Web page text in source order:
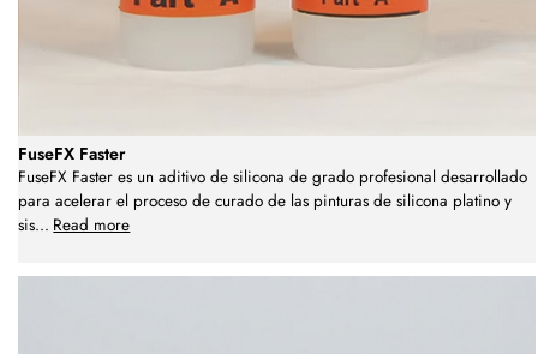
FuseFX Faster
FuseFX Faster es un aditivo de silicona de grado profesional desarrollado
para acelerar el proceso de curado de las pinturas de silicona platino y
sis... Read more